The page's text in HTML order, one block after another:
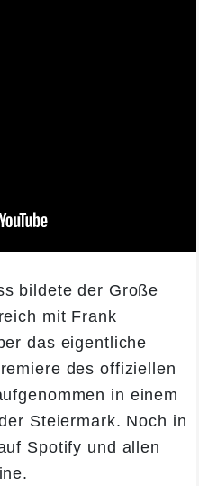
bildete der Große
mit Frank
das eigentliche
des offiziellen
in einem
Steiermark. Noch in
Spotify und allen